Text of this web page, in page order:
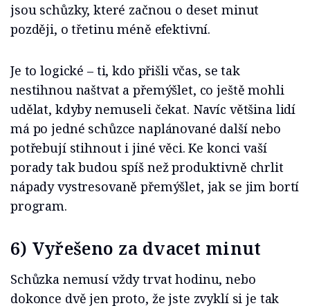
jsou schůzky, které začnou o deset minut
později, o třetinu méně efektivní.
Je to logické – ti, kdo přišli včas, se tak
nestihnou naštvat a přemýšlet, co ještě mohli
udělat, kdyby nemuseli čekat. Navíc většina lidí
má po jedné schůzce naplánované další nebo
potřebují stihnout i jiné věci. Ke konci vaší
porady tak budou spíš než produktivně chrlit
nápady vystresovaně přemýšlet, jak se jim bortí
program.
6) Vyřešeno za dvacet minut
Schůzka nemusí vždy trvat hodinu, nebo
dokonce dvě jen proto, že jste zvyklí si je tak